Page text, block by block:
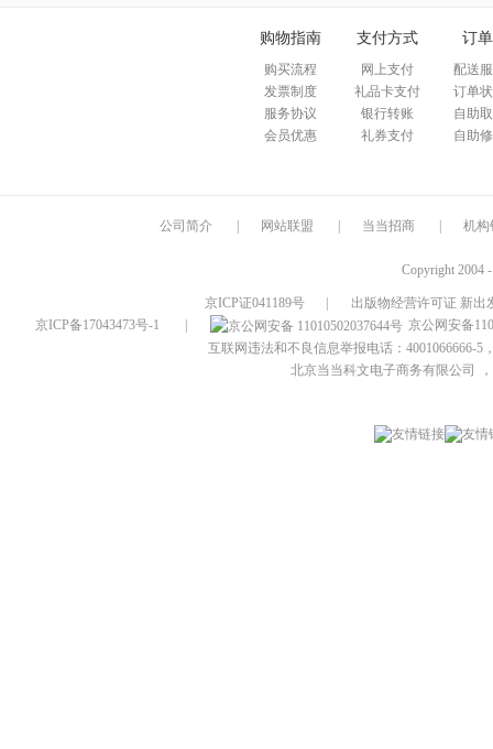
购物指南
购买流程
发票制度
服务协议
会员优惠
支付方式
网上支付
礼品卡支付
银行转账
礼券支付
订
配送
订单
自助
自助
公司简介 网站联盟 当当招商 机构
Copyright 2004
京ICP证041189号
出版物经营许可证 新出
京ICP备17043473号-1
京公网安备
互联网违法和不良信息举报电话：4001066666-5
北京当当科文电子商务有限公司